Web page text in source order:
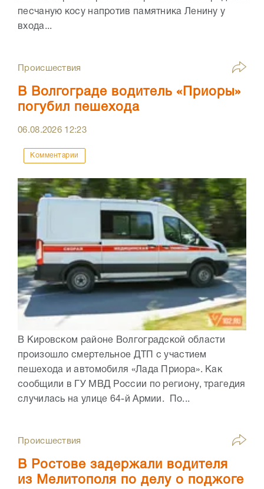
песчаную косу напротив памятника Ленину у
входа...
Происшествия
В Волгограде водитель «Приоры»
погубил пешехода
06.08.2026 12:23
Комментарии
В Кировском районе Волгоградской области
произошло смертельное ДТП с участием
пешехода и автомобиля «Лада Приора». Как
сообщили в ГУ МВД России по региону, трагедия
случилась на улице 64-й Армии. По...
Происшествия
В Ростове задержали водителя
из Мелитополя по делу о поджоге